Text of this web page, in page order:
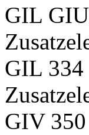
GIL
GIL 334
GIV